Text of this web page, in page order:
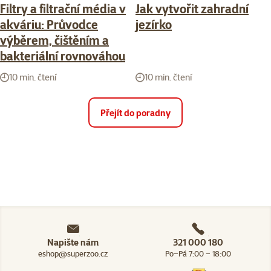
Filtry a filtrační média v
akváriu: Průvodce
výběrem, čištěním a
bakteriální rovnováhou
10 min. čtení
Jak vytvořit zahradní
jezírko
10 min. čtení
Přejít do poradny
Napište nám
eshop@superzoo.cz
321 000 180
Po–Pá 7:00 – 18:00